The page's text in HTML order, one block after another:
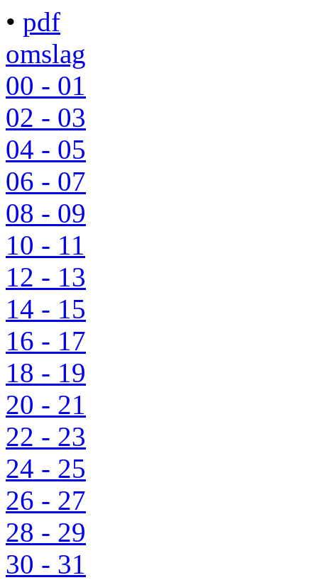
• pdf
omslag
00 - 01
02 - 03
04 - 05
06 - 07
08 - 09
10 - 11
12 - 13
14 - 15
16 - 17
18 - 19
20 - 21
22 - 23
24 - 25
26 - 27
28 - 29
30 - 31